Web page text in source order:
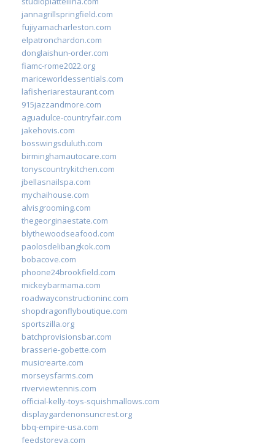
jannagrillspringfield.com
fujiyamacharleston.com
elpatronchardon.com
donglaishun-order.com
fiamc-rome2022.org
mariceworldessentials.com
lafisheriarestaurant.com
915jazzandmore.com
aguadulce-countryfair.com
jakehovis.com
bosswingsduluth.com
birminghamautocare.com
tonyscountrykitchen.com
jbellasnailspa.com
mychaihouse.com
alvisgrooming.com
thegeorginaestate.com
blythewoodseafood.com
paolosdelibangkok.com
bobacove.com
phoone24brookfield.com
mickeybarmama.com
roadwayconstructioninc.com
shopdragonflyboutique.com
sportszilla.org
batchprovisionsbar.com
brasserie-gobette.com
musicrearte.com
morseysfarms.com
riverviewtennis.com
official-kelly-toys-squishmallows.com
displaygardenonsuncrest.org
bbq-empire-usa.com
feedstoreva.com